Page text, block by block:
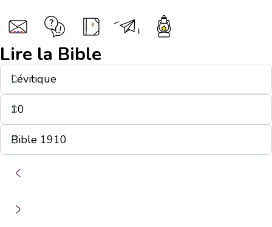
Lire la Bible